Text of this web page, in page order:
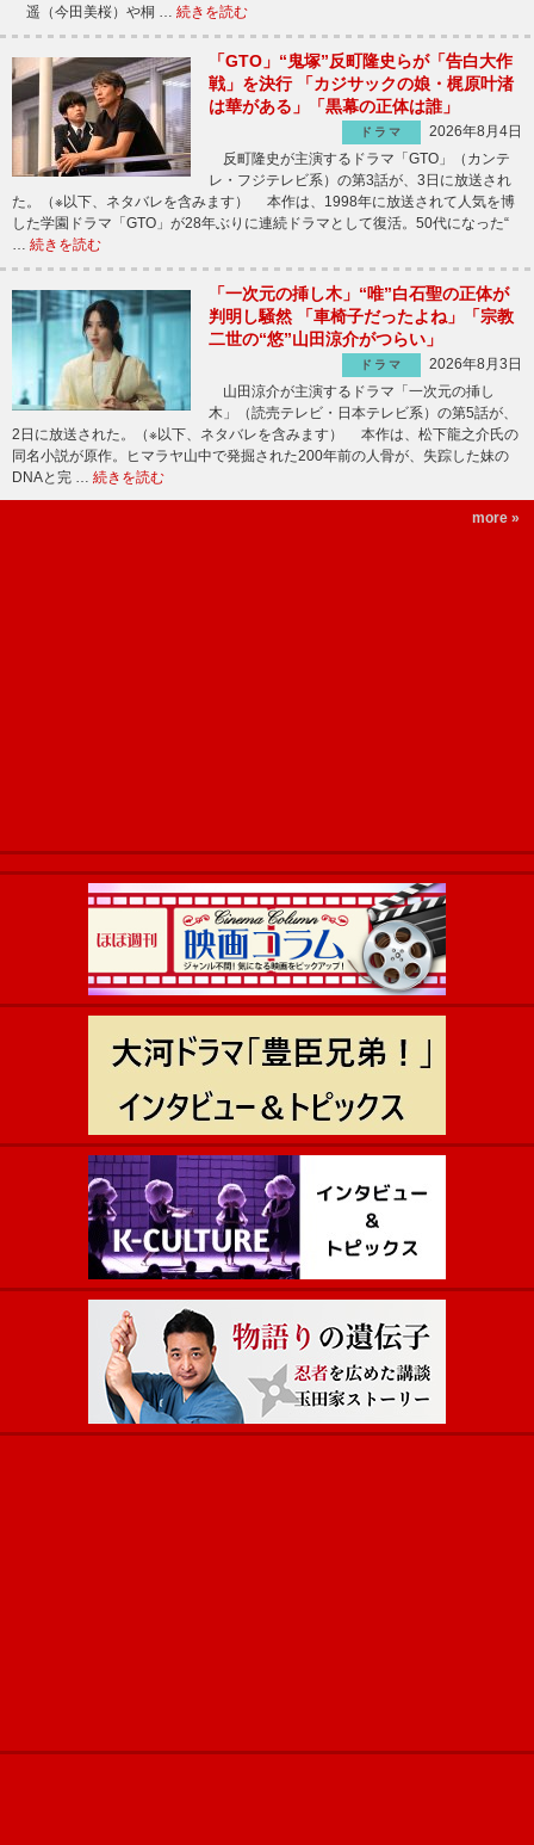
遥（今田美桜）や桐 … 続きを読む
「GTO」“鬼塚”反町隆史らが「告白大作
戦」を決行 「カジサックの娘・梶原叶渚
は華がある」「黒幕の正体は誰」
ドラマ
2026年8月4日
反町隆史が主演するドラマ「GTO」（カンテ
レ・フジテレビ系）の第3話が、3日に放送され
た。（※以下、ネタバレを含みます） 本作は、1998年に放送されて人気を博
した学園ドラマ「GTO」が28年ぶりに連続ドラマとして復活。50代になった“
… 続きを読む
「一次元の挿し木」“唯”白石聖の正体が
判明し騒然 「車椅子だったよね」「宗教
二世の“悠”山田涼介がつらい」
ドラマ
2026年8月3日
山田涼介が主演するドラマ「一次元の挿し
木」（読売テレビ・日本テレビ系）の第5話が、
2日に放送された。（※以下、ネタバレを含みます） 本作は、松下龍之介氏の
同名小説が原作。ヒマラヤ山中で発掘された200年前の人骨が、失踪した妹の
DNAと完 … 続きを読む
more »